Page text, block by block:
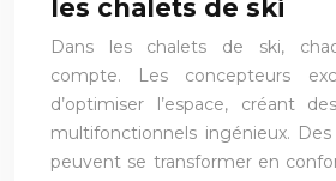
les chalets de ski
Dans les chalets de ski,
compte. Les concepteurs
d’optimiser l’espace, créant
multifonctionnels ingénieux.
peuvent se transformer en